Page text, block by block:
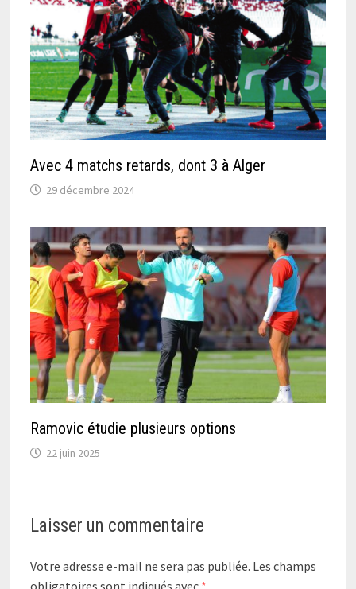
Avec 4 matchs retards, dont 3 à Alger
29 décembre 2024
Ramovic étudie plusieurs options
22 juin 2025
Laisser un commentaire
Votre adresse e-mail ne sera pas publiée. Les champs
obligatoires sont indiqués avec *